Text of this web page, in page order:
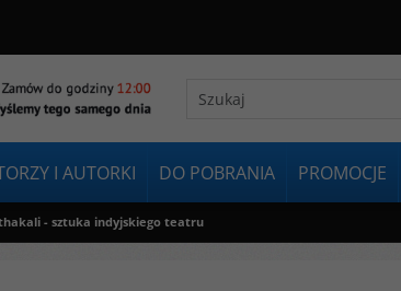
I AUTORKI DO POBRANIA PROMOCJE
- sztuka indyjskiego teatru